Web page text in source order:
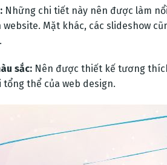
Những chi tiết này nên được làm
Mặt khác, các slideshow
sắc: Nên được thiết kế tương
tổng thể của web design.